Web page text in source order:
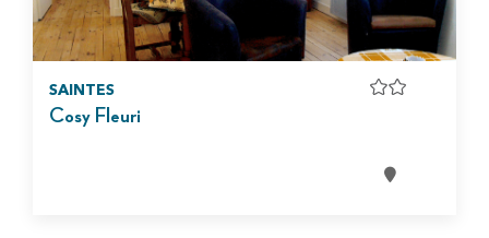
SAINTES
Cosy Fleuri